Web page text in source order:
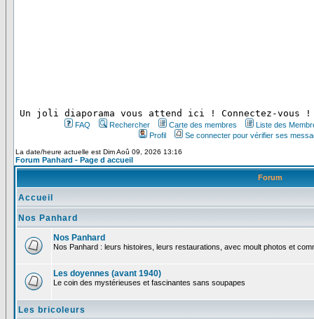
Un joli diaporama vous attend ici ! Connectez-vous !
FAQ Rechercher Carte des membres
Liste des
Profil
Se connecter pour vérifier ses
La date/heure actuelle est Dim Aoû 09, 2026 13:16
Forum Panhard - Page d accueil
Forum
Accueil
Nos Panhard
Nos Panhard
Nos Panhard : leurs histoires, leurs restaurations, avec moult photos et
Les doyennes (avant 1940)
Le coin des mystérieuses et fascinantes sans soupapes
Les bricoleurs